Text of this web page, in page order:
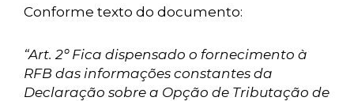
Conforme texto do documento:
“Art. 2º Fica dispensado o fornecimento à
RFB das informações constantes da
Declaração sobre a Opção de Tributação de